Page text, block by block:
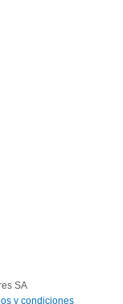
SA
y condiciones